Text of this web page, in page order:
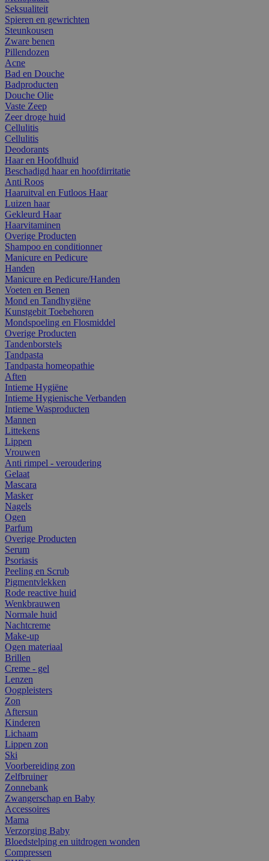
Seksualiteit
Spieren en gewrichten
Steunkousen
Zware benen
Pillendozen
Acne
Bad en Douche
Badproducten
Douche Olie
Vaste Zeep
Zeer droge huid
Cellulitis
Cellulitis
Deodorants
Haar en Hoofdhuid
Beschadigd haar en hoofdirritatie
Anti Roos
Haaruitval en Futloos Haar
Luizen haar
Gekleurd Haar
Haarvitaminen
Overige Producten
Shampoo en conditionner
Manicure en Pedicure
Handen
Manicure en Pedicure/Handen
Voeten en Benen
Mond en Tandhygiëne
Kunstgebit Toebehoren
Mondspoeling en Flosmiddel
Overige Producten
Tandenborstels
Tandpasta
Tandpasta homeopathie
Aften
Intieme Hygiëne
Intieme Hygienische Verbanden
Intieme Wasproducten
Mannen
Littekens
Lippen
Vrouwen
Anti rimpel - veroudering
Gelaat
Mascara
Masker
Nagels
Ogen
Parfum
Overige Producten
Serum
Psoriasis
Peeling en Scrub
Pigmentvlekken
Rode reactive huid
Wenkbrauwen
Normale huid
Nachtcreme
Make-up
Ogen materiaal
Brillen
Creme - gel
Lenzen
Oogpleisters
Zon
Aftersun
Kinderen
Lichaam
Lippen zon
Ski
Voorbereiding zon
Zelfbruiner
Zonnebank
Zwangerschap en Baby
Accessoires
Mama
Verzorging Baby
Bloedstelping en uitdrogen wonden
Compressen